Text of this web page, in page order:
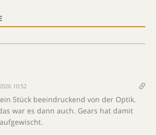
10:52
Stück beeindruckend von der Optik.
war es dann auch. Gears hat damit